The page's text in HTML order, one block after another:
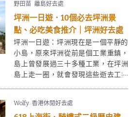
看到大澳另一角度的美。這裡真是個
合家歡好地方！
野田苗 離島好去處
坪洲一日遊．10個必去坪洲景
點、必吃美食推介｜坪洲好去處
坪洲一日遊：坪洲現在是一個平靜的
小島，原來坪洲從前是個工業重鎮，
島上曾發展過三十多種工業，在坪洲
島上走一圈，就會發現這些逝去工業
洲街上閒逛特色小店及老店。
Wolfy 香港休閒好去處